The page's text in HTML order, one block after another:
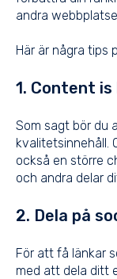
andra
Här är några tips
1. Content
Som sagt bör du
kvalitetsinnehåll.
också en större
och andra delar
2. Dela på
För att få länkar
med att dela ditt